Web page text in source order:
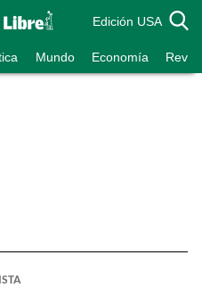
Edición USA
Mundo Economía